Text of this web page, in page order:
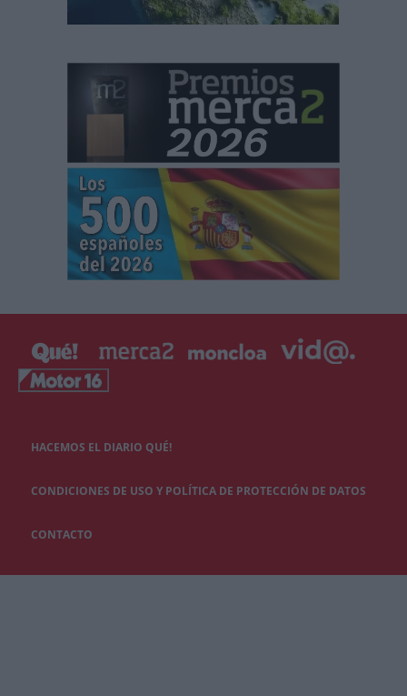
HACEMOS EL DIARIO QUÉ!
CONDICIONES DE USO Y POLÍTICA DE PROTECCIÓN DE DATOS
CONTACTO